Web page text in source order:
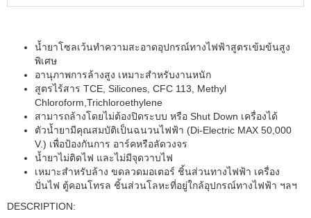
นํ้ายาโซลเว้นทำความสะอาดอุปกรณ์ทางไฟฟ้าสูตรเข้มข้นสูง
พิเศษ
อานุภาพการล้างสูง เหมาะสำหรับงานหนัก
สูตรไร้สาร TCE, Silicones, CFC 113, Methyl
Chloroform,Trichloroethylene
สามารถล้างโดยไม่ต้องปิดระบบ หรือ Shut Down เครื่องได้
ตัวนํ้ายามีคุณสมบัติเป็นฉนวนไฟฟ้า (Di-Electric MAX 50,000
V.) เพื่อป้องกันการ อาร์คหรือลัดวงจร
นํ้ายาไม่ติดไฟ และไม่มีจุดวาบไฟ
เหมาะสำหรับล้าง ขดลวดมอเตอร์ ชิ้นส่วนทางไฟฟ้า เครื่อง
ปั่นไฟ ตู้คอนโทรล ชิ้นส่วนโลหะที่อยู่ใกล้อุปกรณ์ทางไฟฟ้า ฯลฯ
DESCRIPTION: